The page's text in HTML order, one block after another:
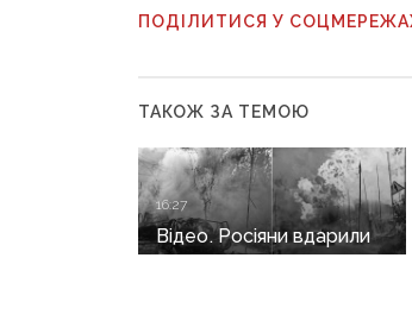
ПОДІЛИТИСЯ У
ТАКОЖ ЗА ТЕМОЮ
16:27
Відео. Росіяни вдарили